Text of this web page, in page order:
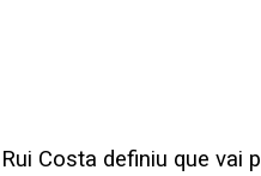
Rui Costa definiu que vai